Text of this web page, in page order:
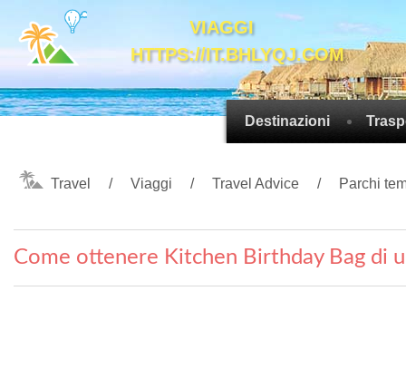
VIAGGI
HTTPS://IT.BHLYQJ.COM
Destinazioni
Travel Viaggi Travel Advice Parchi
Come ottenere Kitchen Birthday Bag di